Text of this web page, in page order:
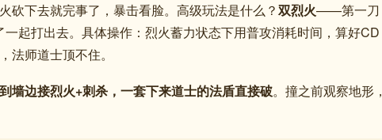
砍下去就完事了，暴击看脸。高级玩法是什么？双烈火——第一刀
起打出去。具体操作：烈火蓄力状态下用普攻消耗时间，算好CD
法师道士顶不住。
墙边接烈火+刺杀，一套下来道士的法盾直接破。撞之前观察地形，